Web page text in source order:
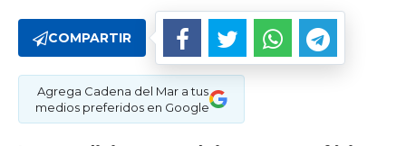
COMPARTIR
Agrega Cadena del Mar a tus
medios preferidos en Google